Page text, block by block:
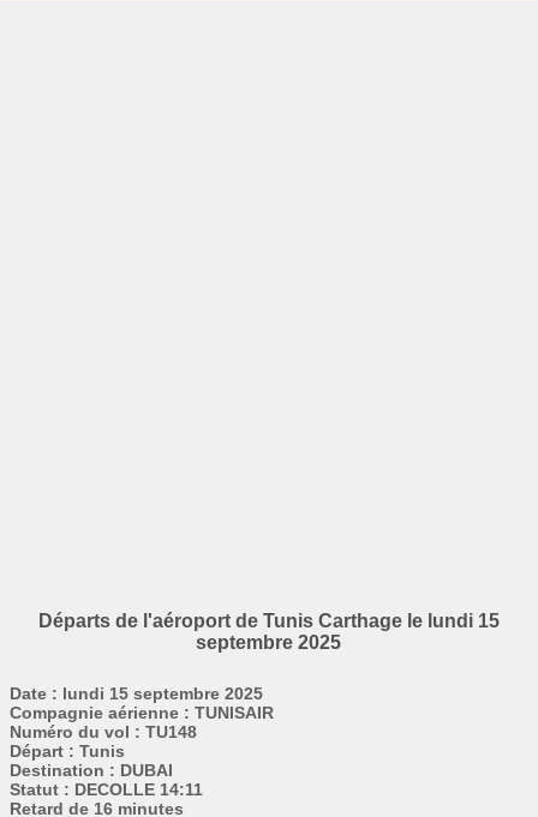
Départs de l'aéroport de Tunis Carthage le lundi 15
septembre 2025
Date : lundi 15 septembre 2025
Compagnie aérienne : TUNISAIR
Numéro du vol : TU148
Départ : Tunis
Destination : DUBAI
Statut : DECOLLE 14:11
Retard de 16 minutes